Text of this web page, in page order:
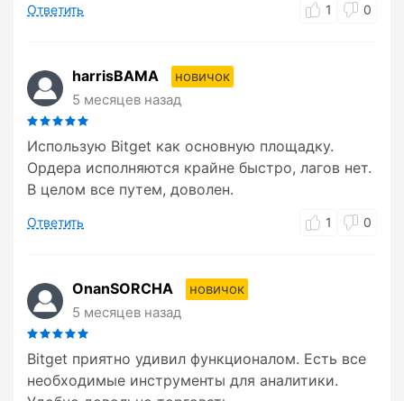
Ответить 1 0
harrisBAMA
новичок
5 месяцев назад
Использую Bitget как основную площадку.
Ордера исполняются крайне быстро, лагов нет.
В целом все путем, доволен.
Ответить 1 0
OnanSORCHA
новичок
5 месяцев назад
Bitget приятно удивил функционалом. Есть все
необходимые инструменты для аналитики.